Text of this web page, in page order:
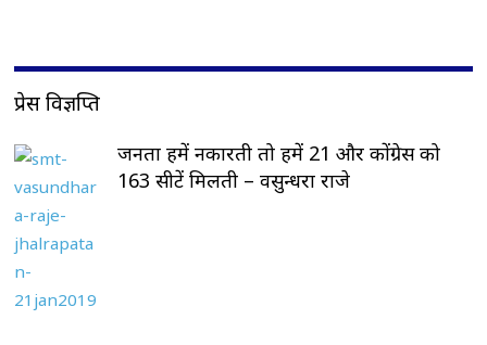
प्रेस विज्ञप्ति
जनता हमें नकारती तो हमें 21 और कोंग्रेस को
163 सीटें मिलती – वसुन्धरा राजे